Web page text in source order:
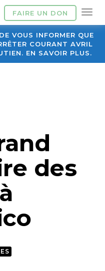
FAIRE UN DON
VOUS INFORMER QUE
COURANT AVRIL
EN SAVOIR PLUS.
des